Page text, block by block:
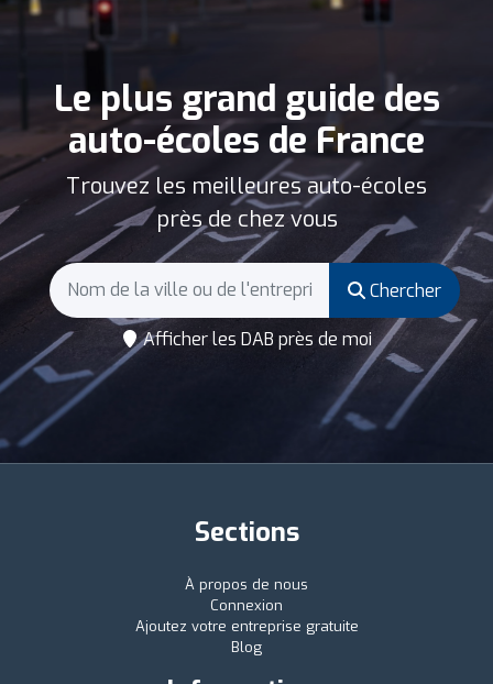
Le plus grand guide des
auto-écoles de France
Trouvez les meilleures auto-écoles
près de chez vous
Chercher
Afficher les DAB près de moi
Sections
À propos de nous
Connexion
Ajoutez votre entreprise gratuite
Blog